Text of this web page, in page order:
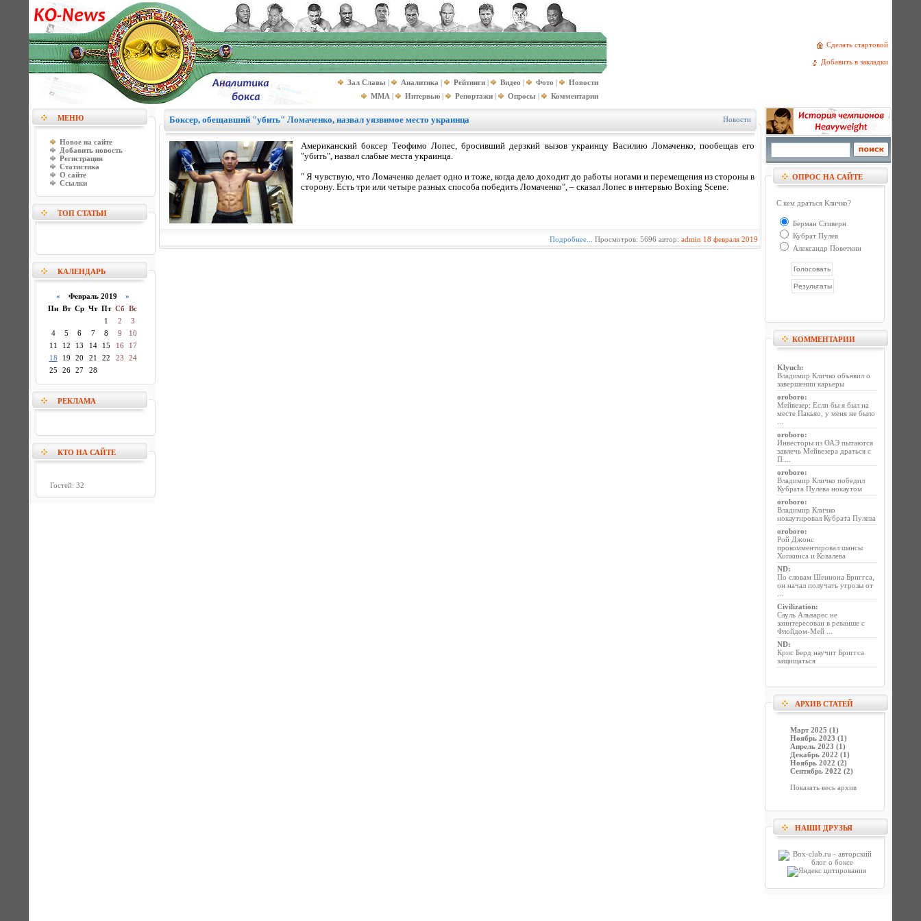
Сделать стартовой
Добавить в закладки
Зал Славы | Аналитика | Рейтинги | Видео | Фото |
Новости
MMA | Интервью | Репортажи | Опросы | Комментарии
МЕНЮ
Новое на сайте
Добавить новость
Регистрация
Статистика
О сайте
Ссылки
ТОП СТАТЬИ
КАЛЕНДАРЬ
« Февраль 2019 »
Пн Вт Ср Чт Пт Сб Вс
1
2
3
4
5 6 7 8 9
10
11
12 13 14 15 16
17
18
19 20 21 22 23
24
25
26 27 28
РЕКЛАМА
КТО НА САЙТЕ
Гостей: 32
Боксер, обещавший "убить" Ломаченко, назвал уязвимое место украинца Новости
Американский боксер Теофимо Лопес, бросивший дерзкий вызов украинцу Василию Ломаченко, пообещав его
"убить", назвал слабые места украинца.
" Я чувствую, что Ломаченко делает одно и тоже, когда дело доходит до работы ногами и перемещения из стороны в
сторону. Есть три или четыре разных способа победить Ломаченко", – сказал Лопес в интервью Boxing Scene.
Подробнее... Просмотров: 5696 автор: admin 18 февраля 2019
ОПРОС НА САЙТЕ
С кем драться Кличко?
Берман Стиверн
Кубрат Пулев
Александр Поветкин
КОММЕНТАРИИ
Klyuch:
Владимир Кличко объявил о
завершении карьеры
oroboro:
Мейвезер: Если бы я был на
месте Пакьяо, у меня не было
oroboro:
Инвесторы из ОАЭ пытаются
завлечь Мейвезера драться с
П ...
oroboro:
Владимир Кличко победил
Кубрата Пулева нокаутом
oroboro:
Владимир Кличко
нокаутировал Кубрата Пулева
oroboro:
Рой Джонс
прокомментировал шансы
Хопкинса и Ковалева
ND:
По словам Шеннона Бриггса,
он начал получать угрозы от
Civilization:
Сауль Альварес не
заинтересован в реванше с
Флойдом-Мей ...
ND:
Крис Берд научит Бриггса
защищаться
АРХИВ СТАТЕЙ
Март 2025 (1)
Ноябрь 2023 (1)
Апрель 2023 (1)
Декабрь 2022 (1)
Ноябрь 2022 (2)
Сентябрь 2022 (2)
Показать весь архив
НАШИ ДРУЗЬЯ